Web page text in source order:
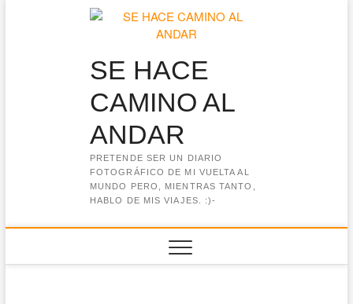
SE HACE
CAMINO AL
ANDAR
PRETENDE SER UN DIARIO
FOTOGRÁFICO DE MI VUELTA AL
MUNDO PERO, MIENTRAS TANTO,
HABLO DE MIS VIAJES. :)-